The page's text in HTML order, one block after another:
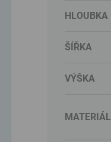
HLOUBKA
ŠÍŘKA
VÝŠKA
MATERIÁL